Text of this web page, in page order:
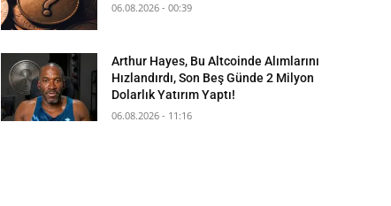
06.08.2026 - 00:39
Arthur Hayes, Bu Altcoinde Alımlarını
Hızlandırdı, Son Beş Günde 2 Milyon
Dolarlık Yatırım Yaptı!
06.08.2026 - 11:16